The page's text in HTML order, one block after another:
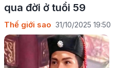
qua đời ở tuổi 59
Thế giới sao 31/10/2025 19:50